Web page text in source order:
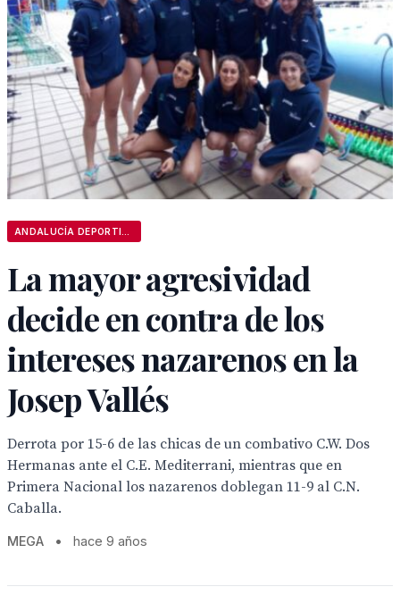
La mayor agresividad
decide en contra de los
intereses nazarenos en la
Josep Vallés
Derrota por 15-6 de las chicas de un combativo C.W. Dos
Hermanas ante el C.E. Mediterrani, mientras que en
Primera Nacional los nazarenos doblegan 11-9 al C.N.
Caballa.
MEGA • hace 9 años